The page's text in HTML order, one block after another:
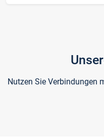
Nutzen Sie Verbindungen